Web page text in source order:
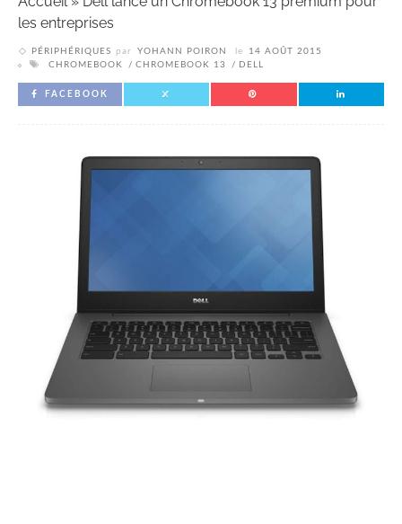
les entreprises
PÉRIPHÉRIQUES par YOHANN POIRON le
14 AOÛT 2015
CHROMEBOOK
CHROMEBOOK 13 DELL
FACEBOOK